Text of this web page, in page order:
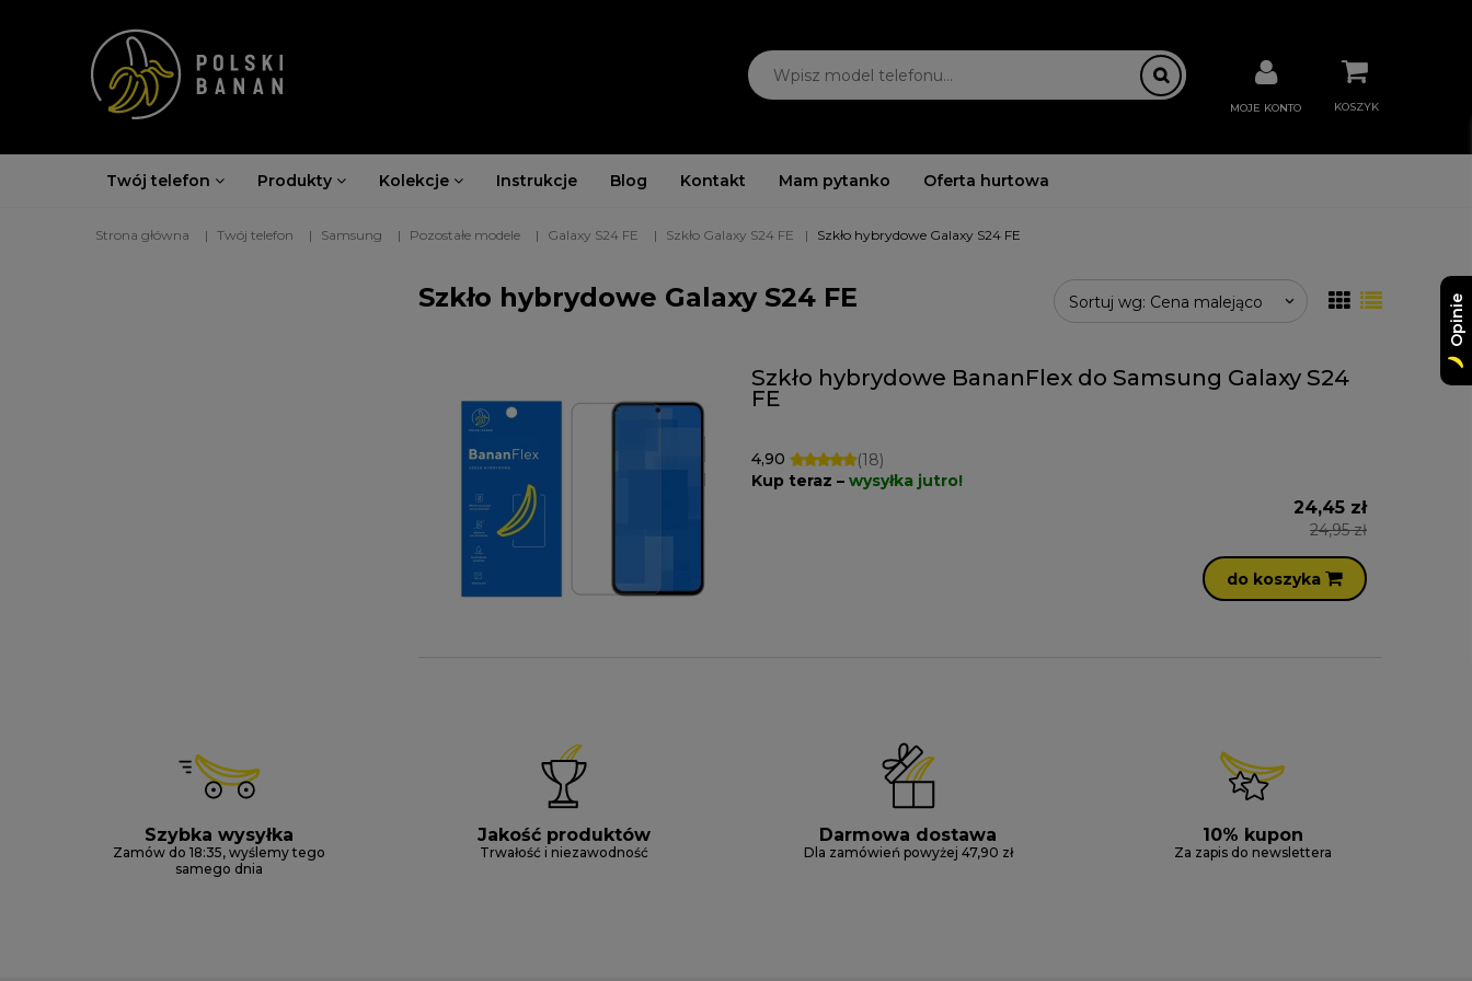
KOSZYK
MOJE KONTO
Twój telefon Produkty Kolekcje Instrukcje Blog Kontakt Mam pytanko Oferta hurtowa
Strona główna Twój telefon Samsung Pozostałe modele Galaxy S24 FE Szkło Galaxy S24 FE Szkło hybrydowe Galaxy S24 FE
Szkło hybrydowe Galaxy S24 FE Sortuj wg: Cena malejąco
Szkło hybrydowe BananFlex do Samsung Galaxy S24
FE
4,90
(18)
Kup teraz –wysyłka jutro!
24,45 zł
24,95 zł
do koszyka
Szybka wysyłka
Zamów do 18:35, wyślemy tego
samego dnia
Jakość produktów
Trwałość i niezawodność
Darmowa dostawa
Dla zamówień powyżej 47,90 zł
10% kupon
Za zapis do newslettera
Opinie